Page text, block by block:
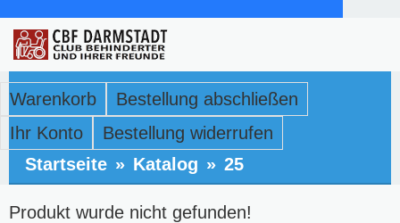
Warenkorb
Bestellung abschließen
Ihr Konto
Bestellung widerrufen
Startseite » Katalog » 25
Produkt wurde nicht gefunden!